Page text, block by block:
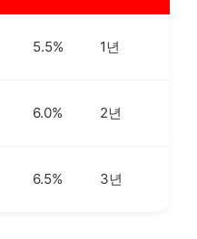
5.5% 1년
6.0% 2년
6.5% 3년